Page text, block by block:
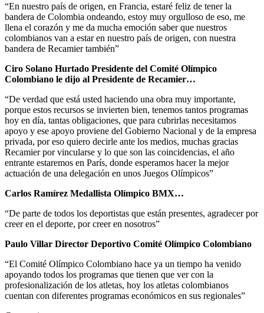
“En nuestro país de origen, en Francia, estaré feliz de tener la
bandera de Colombia ondeando, estoy muy orgulloso de eso, me
llena el corazón y me da mucha emoción saber que nuestros
colombianos van a estar en nuestro país de origen, con nuestra
bandera de Recamier también”
Ciro Solano Hurtado Presidente del Comité Olímpico
Colombiano le dijo al Presidente de Recamier…
“De verdad que está usted haciendo una obra muy importante,
porque estos recursos se invierten bien, tenemos tantos programas
hoy en día, tantas obligaciones, que para cubrirlas necesitamos
apoyo y ese apoyo proviene del Gobierno Nacional y de la empresa
privada, por eso quiero decirle ante los medios, muchas gracias
Recamier por vincularse y lo que son las coincidencias, el año
entrante estaremos en París, donde esperamos hacer la mejor
actuación de una delegación en unos Juegos Olímpicos”
Carlos Ramírez Medallista Olímpico BMX…
“De parte de todos los deportistas que están presentes, agradecer por
creer en el deporte, por creer en nosotros”
Paulo Villar Director Deportivo Comité Olímpico Colombiano
“El Comité Olímpico Colombiano hace ya un tiempo ha venido
apoyando todos los programas que tienen que ver con la
profesionalización de los atletas, hoy los atletas colombianos
cuentan con diferentes programas económicos en sus regionales”